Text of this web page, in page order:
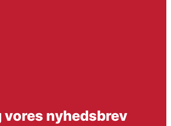
vores nyhedsbrev